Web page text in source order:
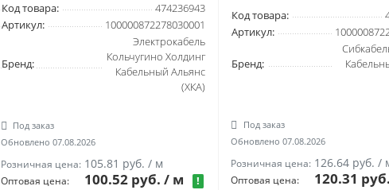
Код товара:
474236943
Артикул:
100000872278030001
Бренд:
Электрокабель
Кольчугино Холдинг
Кабельный Альянс
(ХКА)
Под заказ
Обновлено 07.08.2026
Розничная цена: 105.81 руб. / м
Оптовая цена: 100.52 руб. / м !
Код товара:
Артикул:
Бренд:
Под заказ
Обновлено 07.08.2026
Розничная цена: 126.64 руб. /
Оптовая цена: 120.31